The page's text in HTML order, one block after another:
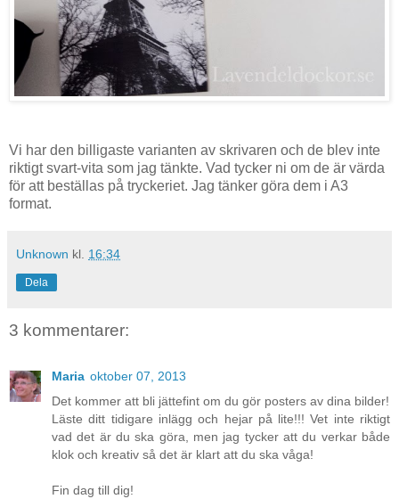
Vi har den billigaste varianten av skrivaren och de blev inte
riktigt svart-vita som jag tänkte. Vad tycker ni om de är värda
för att beställas på tryckeriet. Jag tänker göra dem i A3
format.
Unknown kl. 16:34
Dela
3 kommentarer:
Maria oktober 07, 2013
Det kommer att bli jättefint om du gör posters av dina bilder!
Läste ditt tidigare inlägg och hejar på lite!!! Vet inte riktigt
vad det är du ska göra, men jag tycker att du verkar både
klok och kreativ så det är klart att du ska våga!
Fin dag till dig!